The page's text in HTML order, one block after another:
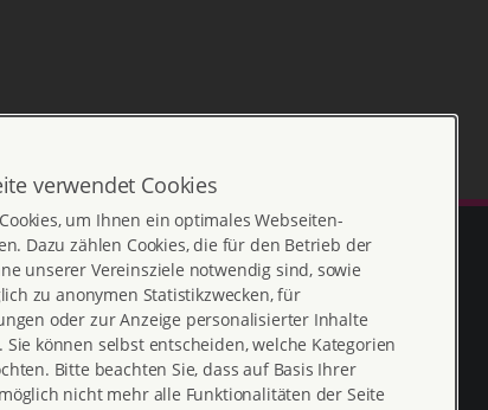
verwendet Cookies
um Ihnen ein optimales Webseiten-
Dazu zählen Cookies, die für den Betrieb der
unserer Vereinsziele notwendig sind, sowie
zu anonymen Statistikzwecken, für
oder zur Anzeige personalisierter Inhalte
können selbst entscheiden, welche Kategorien
Bitte beachten Sie, dass auf Basis Ihrer
nicht mehr alle Funktionalitäten der Seite